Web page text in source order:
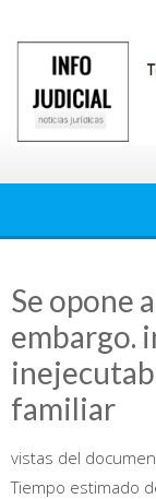
contenido
Se opone
embargo.
familiar
vistas del
Tiempo estimado